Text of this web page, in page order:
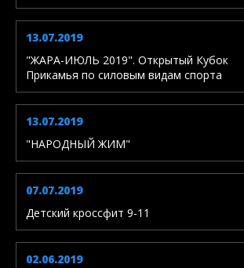
13.07.2019
"ЖАРА-ИЮЛЬ 2019". Открытый Кубок
Прикамья по силовым видам спорта
13.07.2019
"НАРОДНЫЙ ЖИМ"
07.07.2019
Детский кроссфит 9-11
02.06.2019